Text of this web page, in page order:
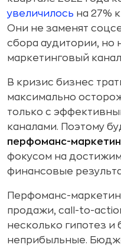
увеличилось на 27%
Они не заменят
сбора аудитории, но
маркетинговый
В кризис бизнес
максимально
только с
каналами. Поэтому
перфоманс-
фокусом на
финансовые
Перфоманс-
продажи, call-to-
несколько гипотез и
неприбыльные.